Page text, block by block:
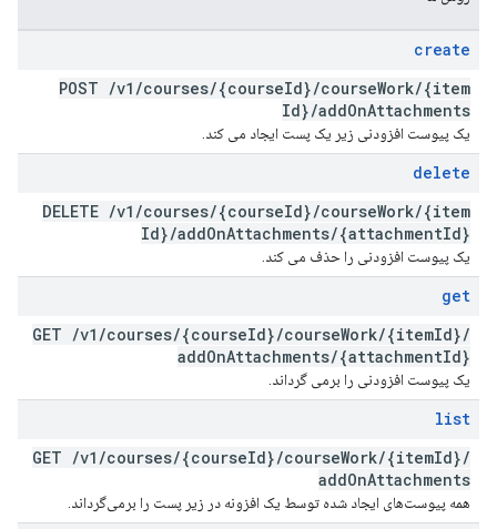
create
POST /v1 /courses/{courseId}/courseWork/{item
Id}/addOnAttachments
یک پیوست افزودنی زیر یک پست ایجاد می کند.
delete
DELETE /v1 /courses/{courseId}/courseWork/{item
Id}/addOnAttachments/{attachmentId}
یک پیوست افزودنی را حذف می کند.
get
GET /v1 /courses/{courseId}/courseWork/{itemId}/
addOnAttachments/{attachmentId}
یک پیوست افزودنی را برمی گرداند.
list
GET /v1 /courses/{courseId}/courseWork/{itemId}/
addOnAttachments
همه پیوست‌های ایجاد شده توسط یک افزونه در زیر پست را برمی‌گرداند.